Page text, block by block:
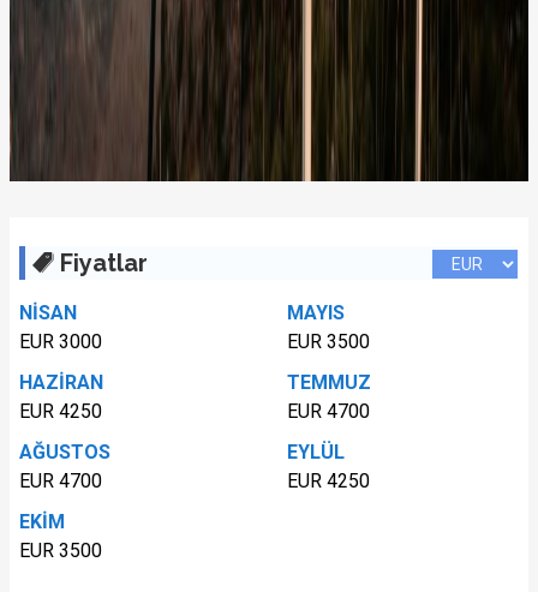
Fiyatlar
NİSAN
EUR 3000
MAYIS
EUR 3500
HAZİRAN
EUR 4250
TEMMUZ
EUR 4700
AĞUSTOS
EUR 4700
EYLÜL
EUR 4250
EKİM
EUR 3500